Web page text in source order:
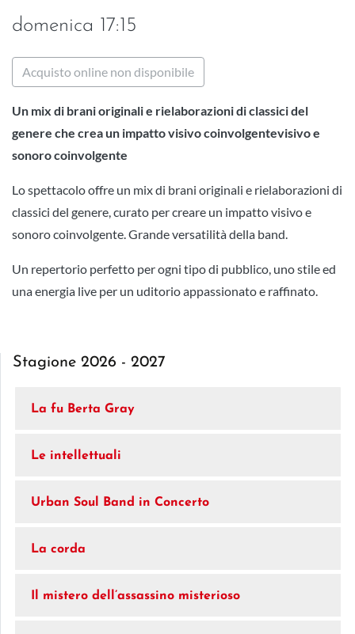
domenica 17:15
Acquisto online non disponibile
Un mix di brani originali e rielaborazioni di classici del
genere che crea un impatto visivo coinvolgentevisivo e
sonoro coinvolgente
Lo spettacolo offre un mix di brani originali e rielaborazioni di
classici del genere, curato per creare un impatto visivo e
sonoro coinvolgente. Grande versatilità della band.
Un repertorio perfetto per ogni tipo di pubblico, uno stile ed
una energia live per un uditorio appassionato e raffinato.
Stagione 2026 - 2027
La fu Berta Gray
Le intellettuali
Urban Soul Band in Concerto
La corda
Il mistero dell’assassino misterioso